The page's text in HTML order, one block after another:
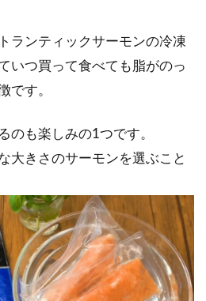
ランティックサーモンの冷凍
いつ買って食べても脂がのっ
です。
のも楽しみの1つです。
大きさのサーモンを選ぶこと